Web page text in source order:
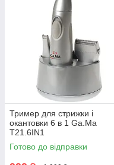
Тример для стрижки і
окантовки 6 в 1 Ga.Ma
T21.6IN1
Готово до відправки